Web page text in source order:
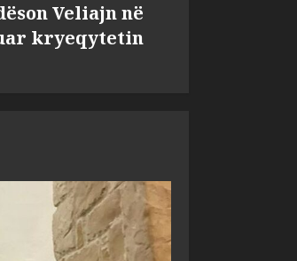
Veliajn në
kryeqytetin